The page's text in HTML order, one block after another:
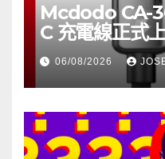
Mcdodo CA-
C 充電線正式
06/08/2026